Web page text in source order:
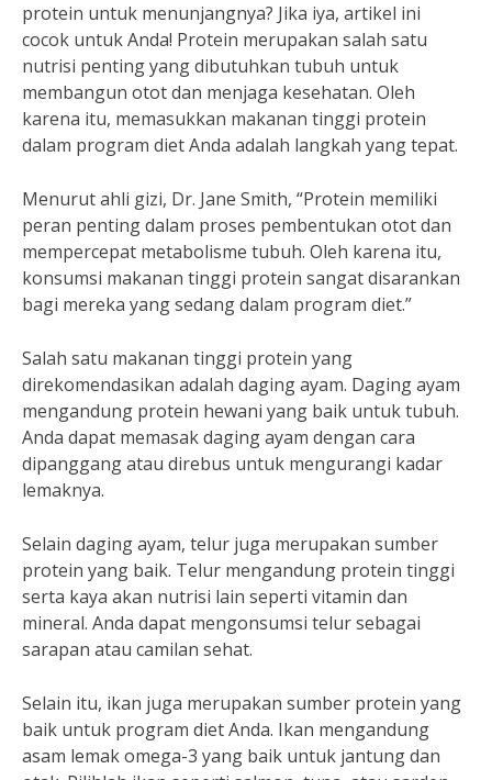
protein untuk menunjangnya? Jika iya, artikel ini
cocok untuk Anda! Protein merupakan salah satu
nutrisi penting yang dibutuhkan tubuh untuk
membangun otot dan menjaga kesehatan. Oleh
karena itu, memasukkan makanan tinggi protein
dalam program diet Anda adalah langkah yang tepat.
Menurut ahli gizi, Dr. Jane Smith, “Protein memiliki
peran penting dalam proses pembentukan otot dan
mempercepat metabolisme tubuh. Oleh karena itu,
konsumsi makanan tinggi protein sangat disarankan
bagi mereka yang sedang dalam program diet.”
Salah satu makanan tinggi protein yang
direkomendasikan adalah daging ayam. Daging ayam
mengandung protein hewani yang baik untuk tubuh.
Anda dapat memasak daging ayam dengan cara
dipanggang atau direbus untuk mengurangi kadar
lemaknya.
Selain daging ayam, telur juga merupakan sumber
protein yang baik. Telur mengandung protein tinggi
serta kaya akan nutrisi lain seperti vitamin dan
mineral. Anda dapat mengonsumsi telur sebagai
sarapan atau camilan sehat.
Selain itu, ikan juga merupakan sumber protein yang
baik untuk program diet Anda. Ikan mengandung
asam lemak omega-3 yang baik untuk jantung dan